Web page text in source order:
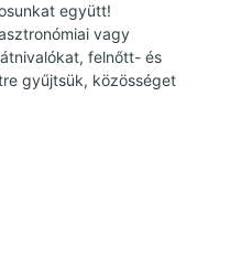
együtt!
vagy
felnőtt- és
gyűjtsük, közösséget